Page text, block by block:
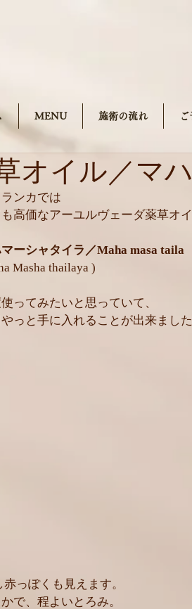
MENU 施術の流れ
オイル／マ
ンカでは
も高価なアーユルヴェーダ薬草オ
ーシャタイラ／Maha masa taila
Masha thailaya )
ってみたいと思っていて、
っと手に入れることが出来ました
赤っぽくも見えます。
で、程よいとろみ。